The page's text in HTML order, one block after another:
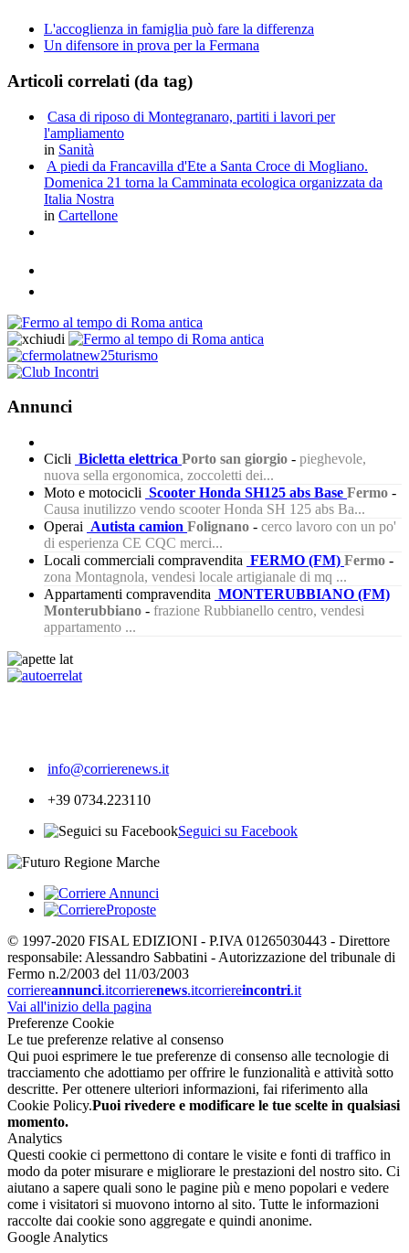
L'accoglienza in famiglia può fare la differenza
Un difensore in prova per la Fermana
Articoli correlati (da tag)
Casa di riposo di Montegranaro, partiti i lavori per
l'ampliamento
in Sanità
A piedi da Francavilla d'Ete a Santa Croce di Mogliano.
Domenica 21 torna la Camminata ecologica organizzata da
Italia Nostra
in Cartellone
Annunci
Cicli Bicletta elettrica Porto san giorgio - pieghevole,
nuova sella ergonomica, zoccoletti dei...
Moto e motocicli Scooter Honda SH125 abs Base Fermo -
Causa inutilizzo vendo scooter Honda SH 125 abs Ba...
Operai Autista camion Folignano - cerco lavoro con un po'
di esperienza CE CQC merci...
Locali commerciali compravendita FERMO (FM) Fermo -
zona Montagnola, vendesi locale artigianale di mq ...
Appartamenti compravendita MONTERUBBIANO (FM)
Monterubbiano - frazione Rubbianello centro, vendesi
appartamento ...
info@corrierenews.it
+39 0734.223110
Seguici su Facebook
© 1997-2020 FISAL EDIZIONI - P.IVA 01265030443 - Direttore
responsabile: Alessandro Sabbatini - Autorizzazione del tribunale di
Fermo n.2/2003 del 11/03/2003
corriereannunci.itcorrierenews.itcorriereincontri.it
Vai all'inizio della pagina
Preferenze Cookie
Le tue preferenze relative al consenso
Qui puoi esprimere le tue preferenze di consenso alle tecnologie di
tracciamento che adottiamo per offrire le funzionalità e attività sotto
descritte. Per ottenere ulteriori informazioni, fai riferimento alla
Cookie Policy.Puoi rivedere e modificare le tue scelte in qualsiasi
momento.
Analytics
Questi cookie ci permettono di contare le visite e fonti di traffico in
modo da poter misurare e migliorare le prestazioni del nostro sito. Ci
aiutano a sapere quali sono le pagine più e meno popolari e vedere
come i visitatori si muovono intorno al sito. Tutte le informazioni
raccolte dai cookie sono aggregate e quindi anonime.
Google Analytics